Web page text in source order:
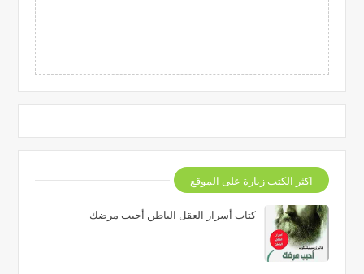
اكثر الكتب زيارة على الموقع
كتاب أسرار العقل الباطن أحبب مرضك